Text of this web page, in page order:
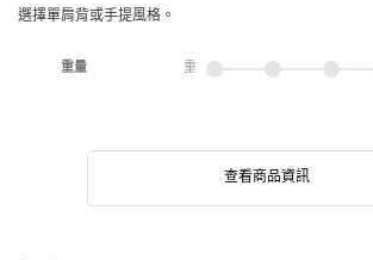
選擇單肩背或手提風格。
重量 重
查看商品資訊